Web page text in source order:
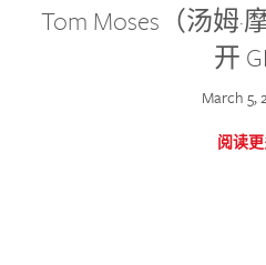
Tom Moses（汤姆
开
March 5,
阅读